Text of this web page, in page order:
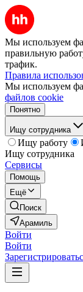
Мы используем
правильную
трафик.
Правила
Мы используем
файлов cookie
Понятно
Ищу сотрудника
Ищу работу
Ищу сотрудника
Сервисы
Помощь
Ещё
Поиск
Арамиль
Войти
Войти